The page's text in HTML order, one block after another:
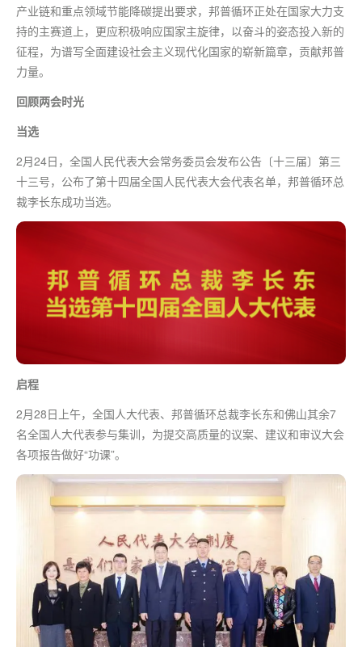
产业链和重点领域节能降碳提出要求，邦普循环正处在国家大力支
持的主赛道上，更应积极响应国家主旋律，以奋斗的姿态投入新的
征程，为谱写全面建设社会主义现代化国家的崭新篇章，贡献邦普
力量。
回顾两会时光
当选
2月24日，全国人民代表大会常务委员会发布公告〔十三届〕第三
十三号，公布了第十四届全国人民代表大会代表名单，邦普循环总
裁李长东成功当选。
启程
2月28日上午，全国人大代表、邦普循环总裁李长东和佛山其余7
名全国人大代表参与集训，为提交高质量的议案、建议和审议大会
各项报告做好“功课”。